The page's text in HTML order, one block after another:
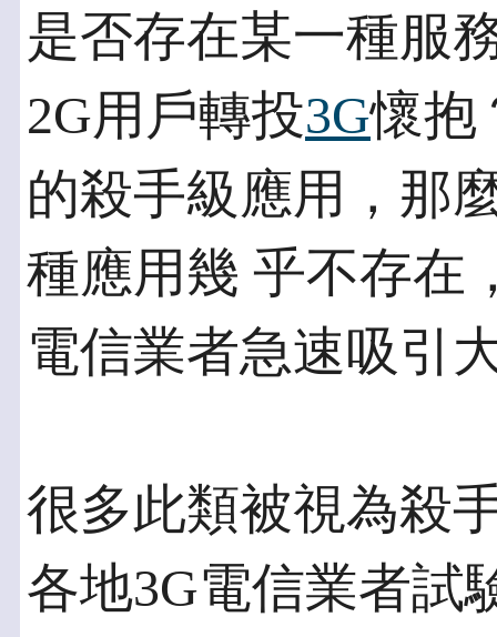
是否存在某一種服
2G用戶轉投3G懷抱
的殺手級應用，那
種應用幾 乎不存在
電信業者急速吸引
很多此類被視為殺
各地3G電信業者試